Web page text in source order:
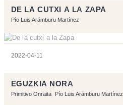
DE LA CUTXI A LA ZAPA
Pío Luis Arámburu Martínez
2022-04-11
EGUZKIA NORA
Primitivo Onraita Pío Luis Arámburu Martínez